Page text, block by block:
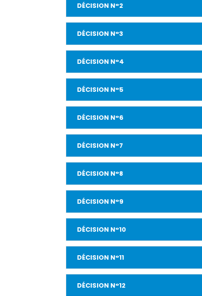
DÉCISION N°2
DÉCISION N°3
DÉCISION N°4
DÉCISION N°5
DÉCISION N°6
DÉCISION N°7
DÉCISION N°8
DÉCISION N°9
DÉCISION N°10
DÉCISION N°11
DÉCISION N°12